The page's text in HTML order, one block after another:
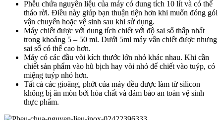
Phễu chứa nguyên liệu của máy có dung tích 10 lít và có thể
tháo rời. Điều này giúp bạn thuận tiện hơn khi muốn đóng gói
vận chuyển hoặc vệ sinh sau khi sử dụng.
Máy chiết được với dung tích chiết với độ sai số thấp nhất
trong khoảng 5 – 50 ml. Dưới 5ml máy vẫn chiết được nhưng
sai số có thể cao hơn.
Máy có các đầu vòi kích thước lớn nhỏ khác nhau. Khi cần
chiết sản phẩm vào hũ bịch hay vòi nhỏ để chiết vào tuýp, có
miệng tuýp nhỏ hơn.
Tất cả các gioăng, phớt của máy đều được làm từ silicon
không bị ăn mòn bởi hóa chất và đảm bảo an toàn vệ sinh
thực phẩm.